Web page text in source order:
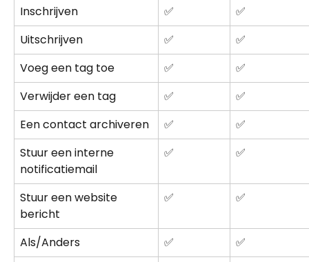
Inschrijven
✅
✅
Uitschrijven
✅
✅
Voeg een tag toe
✅
✅
Verwijder een tag
✅
✅
Een contact archiveren
✅
✅
Stuur een interne
notificatiemail
✅ ✅
Stuur een website
bericht
✅ ✅
Als/Anders ✅
✅